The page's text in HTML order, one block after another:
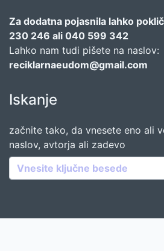
Za dodatna pojasnila lahko
230 246 ali 040 599 342
Lahko nam tudi pišete na naslov:
reciklarnaeudom@gmail.com
Iskanje
začnite tako, da vnesete eno ali
naslov, avtorja ali zadevo